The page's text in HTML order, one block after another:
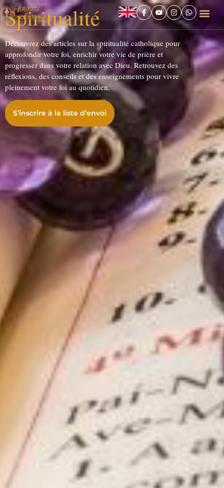
Spiritualité
Découvrez des articles sur la spiritualité catholique pour
approfondir votre foi, enrichir votre vie de prière et
progresser dans votre relation avec Dieu. Retrouvez des
réflexions, des conseils et des enseignements pour vivre
pleinement votre foi au quotidien.
S’inscrire à la liste d’envoi